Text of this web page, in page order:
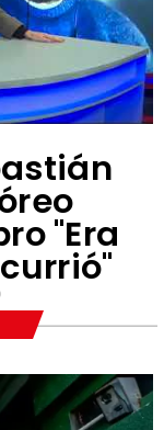
"Era